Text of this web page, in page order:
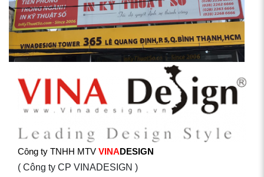
Công ty TNHH MTV VINADESIGN
( Công ty CP VINADESIGN )